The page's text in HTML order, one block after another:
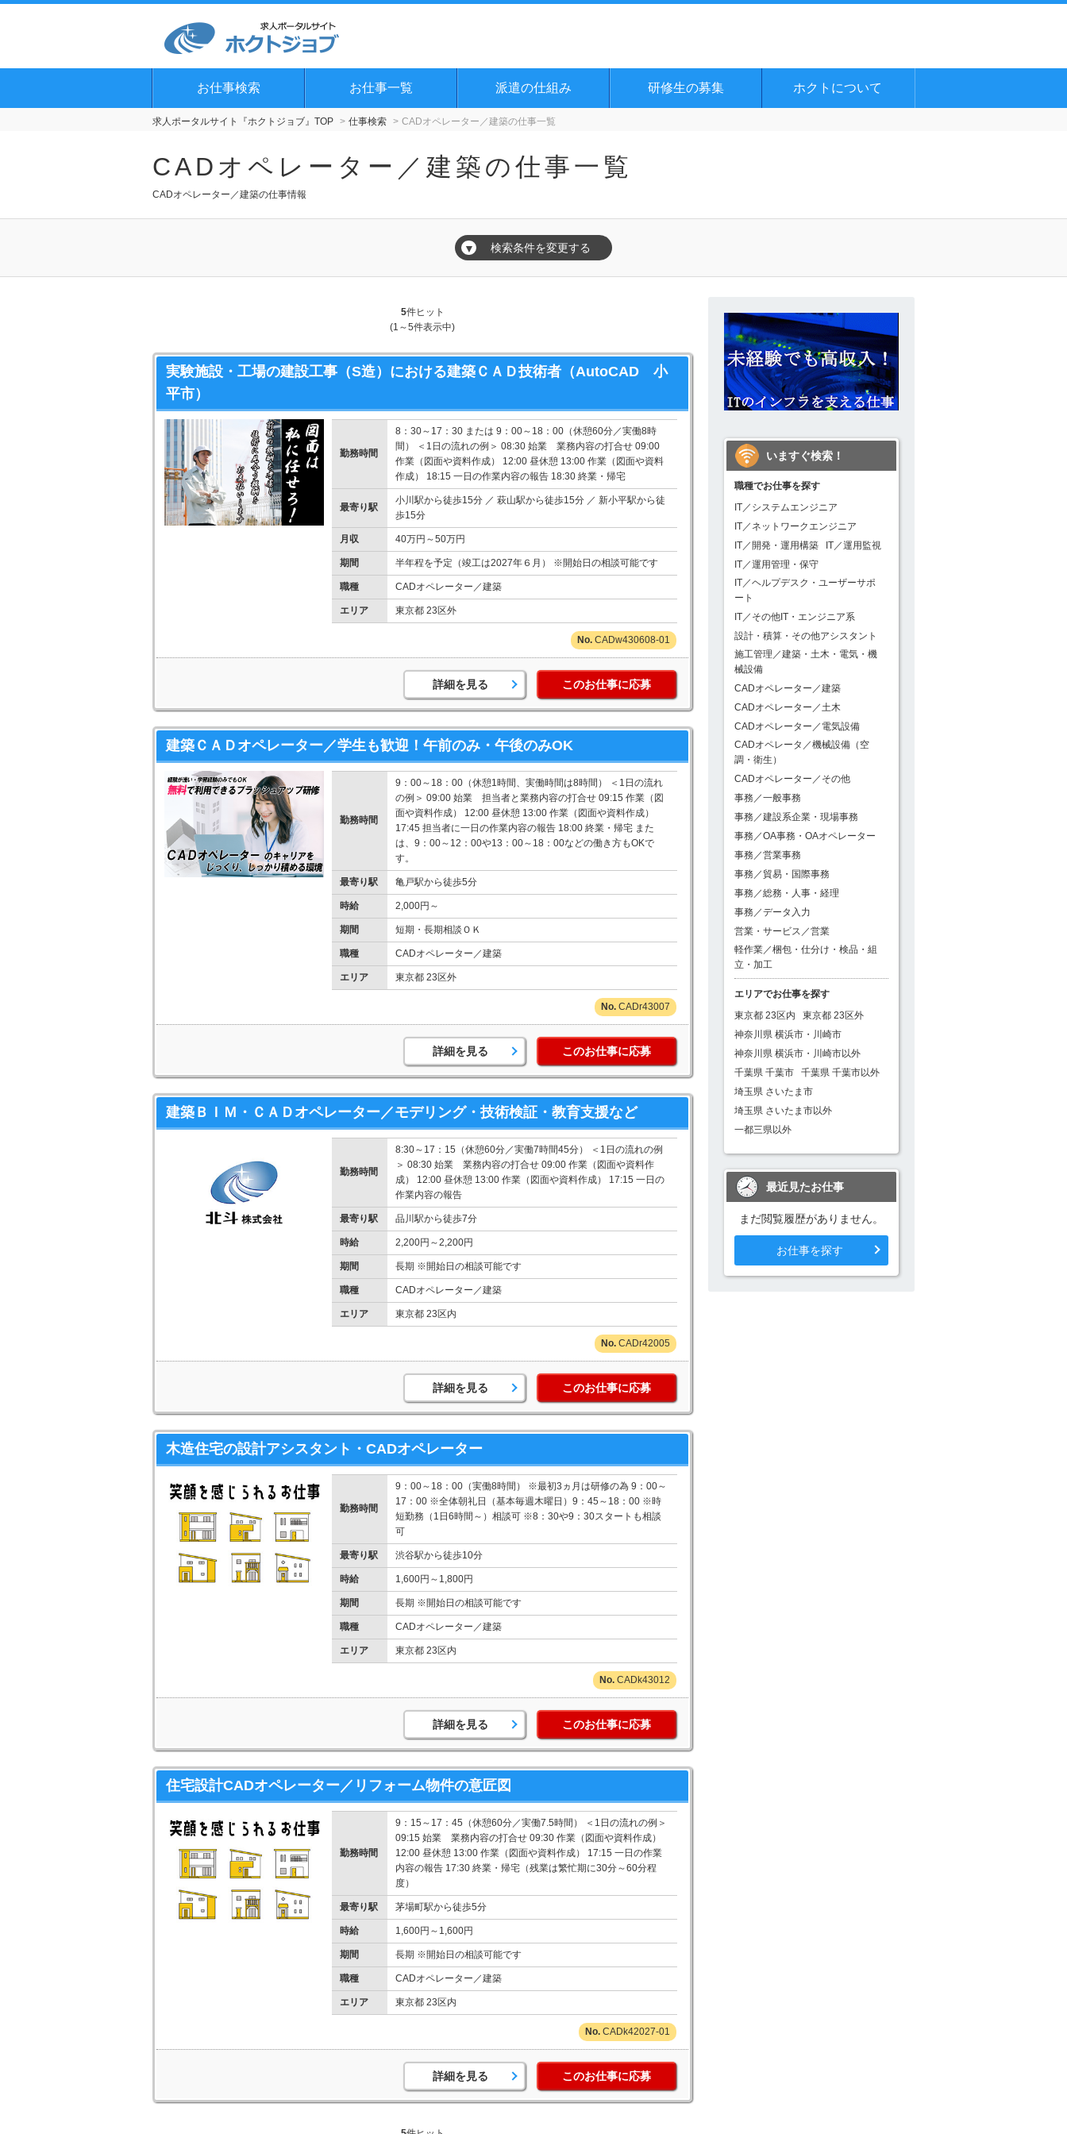
お仕事検索 お仕事一覧 派遣の仕組み 研修生の募集 ホクトについて
求人ポータルサイト『ホクトジョブ』TOP 仕事検索 CADオペレーター／建築の仕事一覧
CADオペレーター／建築の仕事一覧
CADオペレーター／建築の仕事情報
▼ 検索条件を変更する
5件ヒット
(1～5件表示中)
実験施設・工場の建設工事（S造）における建築ＣＡＤ技術者（AutoCAD 小
平市）
勤務時間
8：30～17：30 または 9：00～18：00（休憩60分／実働8時
間） ＜1日の流れの例＞ 08:30 始業 業務内容の打合せ 09:00
作業（図面や資料作成） 12:00 昼休憩 13:00 作業（図面や資料
作成） 18:15 一日の作業内容の報告 18:30 終業・帰宅
最寄り駅
小川駅から徒歩15分 ／ 萩山駅から徒歩15分 ／ 新小平駅から徒
歩15分
月収 40万円～50万円
期間 半年程を予定（竣工は2027年６月） ※開始日の相談可能です
職種 CADオペレーター／建築
エリア 東京都 23区外
CADw430608-01
詳細を見る このお仕事に応募
建築ＣＡＤオペレーター／学生も歓迎！午前のみ・午後のみOK
勤務時間
9：00～18：00（休憩1時間、実働時間は8時間） ＜1日の流れ
の例＞ 09:00 始業 担当者と業務内容の打合せ 09:15 作業（図
面や資料作成） 12:00 昼休憩 13:00 作業（図面や資料作成）
17:45 担当者に一日の作業内容の報告 18:00 終業・帰宅 また
は、9：00～12：00や13：00～18：00などの働き方もOKで
す。
最寄り駅 亀戸駅から徒歩5分
時給 2,000円～
期間 短期・長期相談ＯＫ
職種 CADオペレーター／建築
エリア 東京都 23区外
CADr43007
詳細を見る このお仕事に応募
建築ＢＩＭ・ＣＡＤオペレーター／モデリング・技術検証・教育支援など
勤務時間
8:30～17：15（休憩60分／実働7時間45分） ＜1日の流れの例
＞ 08:30 始業 業務内容の打合せ 09:00 作業（図面や資料作
成） 12:00 昼休憩 13:00 作業（図面や資料作成） 17:15 一日の
作業内容の報告
最寄り駅 品川駅から徒歩7分
時給 2,200円～2,200円
期間 長期 ※開始日の相談可能です
職種 CADオペレーター／建築
エリア 東京都 23区内
CADr42005
詳細を見る このお仕事に応募
木造住宅の設計アシスタント・CADオペレーター
勤務時間
9：00～18：00（実働8時間） ※最初3ヵ月は研修の為 9：00～
17：00 ※全体朝礼日（基本毎週木曜日）9：45～18：00 ※時
短勤務（1日6時間～）相談可 ※8：30や9：30スタートも相談
可
最寄り駅 渋谷駅から徒歩10分
時給 1,600円～1,800円
期間 長期 ※開始日の相談可能です
職種 CADオペレーター／建築
エリア 東京都 23区内
CADk43012
詳細を見る このお仕事に応募
住宅設計CADオペレーター／リフォーム物件の意匠図
勤務時間
9：15～17：45（休憩60分／実働7.5時間） ＜1日の流れの例＞
09:15 始業 業務内容の打合せ 09:30 作業（図面や資料作成）
12:00 昼休憩 13:00 作業（図面や資料作成） 17:15 一日の作業
内容の報告 17:30 終業・帰宅（残業は繁忙期に30分～60分程
度）
最寄り駅 茅場町駅から徒歩5分
時給 1,600円～1,600円
期間 長期 ※開始日の相談可能です
職種 CADオペレーター／建築
エリア 東京都 23区内
CADk42027-01
詳細を見る このお仕事に応募
いますぐ検索！
職種でお仕事を探す
IT／システムエンジニア
IT／ネットワークエンジニア
IT／開発・運用構築
IT／運用監視
IT／運用管理・保守
IT／ヘルプデスク・ユーザーサポ
ート
IT／その他IT・エンジニア系
設計・積算・その他アシスタント
施工管理／建築・土木・電気・機
械設備
CADオペレーター／建築
CADオペレーター／土木
CADオペレーター／電気設備
CADオペレータ／機械設備（空
調・衛生）
CADオペレーター／その他
事務／一般事務
事務／建設系企業・現場事務
事務／OA事務・OAオペレーター
事務／営業事務
事務／貿易・国際事務
事務／総務・人事・経理
事務／データ入力
営業・サービス／営業
軽作業／梱包・仕分け・検品・組
立・加工
エリアでお仕事を探す
東京都 23区内
東京都 23区外
神奈川県 横浜市・川崎市
神奈川県 横浜市・川崎市以外
千葉県 千葉市
千葉県 千葉市以外
埼玉県 さいたま市
埼玉県 さいたま市以外
一都三県以外
最近見たお仕事
まだ閲覧履歴がありません。
お仕事を探す